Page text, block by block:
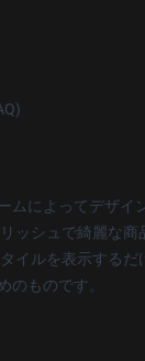
ムによってデザイ
ッシュで綺麗な商
イルを表示するだ
のものです。